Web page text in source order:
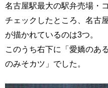
名古屋駅最大の駅弁売場・
チェックしたところ、名古
が描かれているのは3つ。
このうち右下に「愛嬌のあ
のみそカツ」でした。